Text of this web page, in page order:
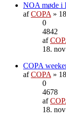
NOA møde i
afCOPA »
0
4842
af
18.
COPA
afCOPA »
0
4678
af
18.